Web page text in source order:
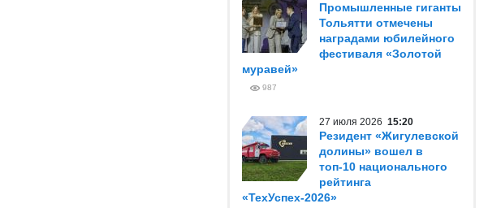
Промышленные гиганты
Тольятти отмечены
наградами юбилейного
фестиваля «Золотой
муравей»
987
27 июля 2026 15:20
Резидент «Жигулевской
долины» вошел в
топ-10 национального
рейтинга
«ТехУспех-2026»